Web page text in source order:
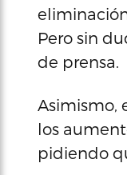
Pero sin
de prensa.
Asimismo,
los
pidiendo